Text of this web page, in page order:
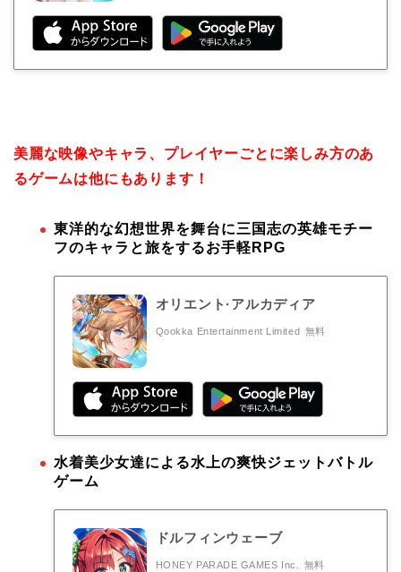
美麗な映像やキャラ、プレイヤーごとに楽しみ方のあ
るゲームは他にもあります！
東洋的な幻想世界を舞台に三国志の英雄モチー
フのキャラと旅をするお手軽RPG
オリエント·アルカディア
Qookka Entertainment Limited 無料
水着美少女達による水上の爽快ジェットバトル
ゲーム
ドルフィンウェーブ
HONEY PARADE GAMES Inc. 無料